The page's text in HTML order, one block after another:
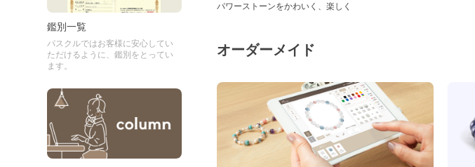
鑑別一覧
パスクルではお客様に安心してい
ただけるように、鑑別をとってい
ます。
パワーストーンをかわいく、楽しく
オーダーメイド